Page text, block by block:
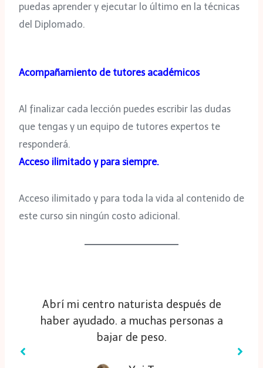
puedas aprender y ejecutar lo último en la técnicas
del Diplomado.
Acompañamiento de tutores académicos
Al finalizar cada lección puedes escribir las dudas
que tengas y un equipo de tutores expertos te
responderá.
Acceso ilimitado y para siempre.
Acceso ilimitado y para toda la vida al contenido de
este curso sin ningún costo adicional.
Mejoré mis habilidades con las
técnicas aprendidas y en estos
momentos ya hasta imparto cursos.